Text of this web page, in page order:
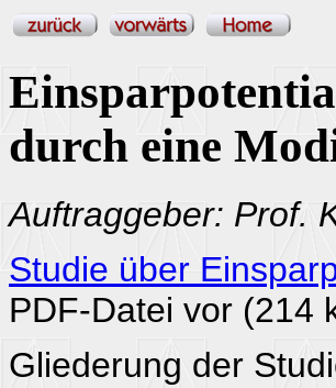
durch eine
Auftraggeber: Prof.
Studie über
PDF-Datei vor (214
Gliederung der